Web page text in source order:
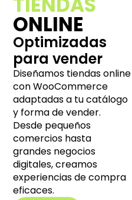
ONLINE
Optimizadas
para vender
Diseñamos tiendas online
con WooCommerce
adaptadas a tu catálogo
y forma de vender.
Desde pequeños
comercios hasta
grandes negocios
digitales, creamos
experiencias de compra
eficaces.